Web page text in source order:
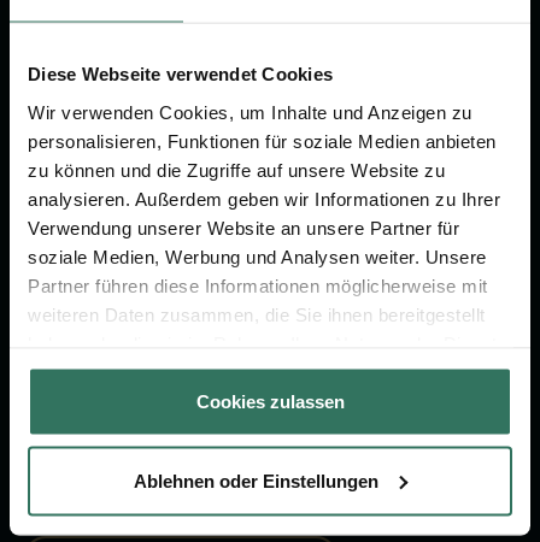
Diese Webseite verwendet Cookies
Wir verwenden Cookies, um Inhalte und Anzeigen zu
personalisieren, Funktionen für soziale Medien anbieten
zu können und die Zugriffe auf unsere Website zu
analysieren. Außerdem geben wir Informationen zu Ihrer
Verwendung unserer Website an unsere Partner für
soziale Medien, Werbung und Analysen weiter. Unsere
Partner führen diese Informationen möglicherweise mit
weiteren Daten zusammen, die Sie ihnen bereitgestellt
gesammelt haben.
Cookies zulassen
Ablehnen oder Einstellungen
Wir sind Ihr Ansprechpartner rund
um das Thema Bestattung &
Jetzt beraten lassen
FÜR SIE
Vergleich
FÜR BESTATTER
Online-Portal